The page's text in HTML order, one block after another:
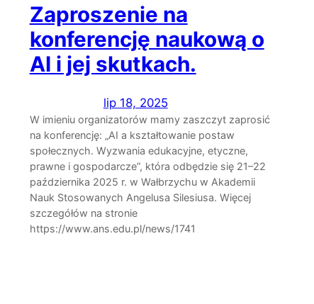
Zaproszenie na
konferencję naukową o
AI i jej skutkach.
lip 18, 2025
W imieniu organizatorów mamy zaszczyt zaprosić
na konferencję: „AI a kształtowanie postaw
społecznych. Wyzwania edukacyjne, etyczne,
prawne i gospodarcze”, która odbędzie się 21–22
października 2025 r. w Wałbrzychu w Akademii
Nauk Stosowanych Angelusa Silesiusa. Więcej
szczegółów na stronie
https://www.ans.edu.pl/news/1741